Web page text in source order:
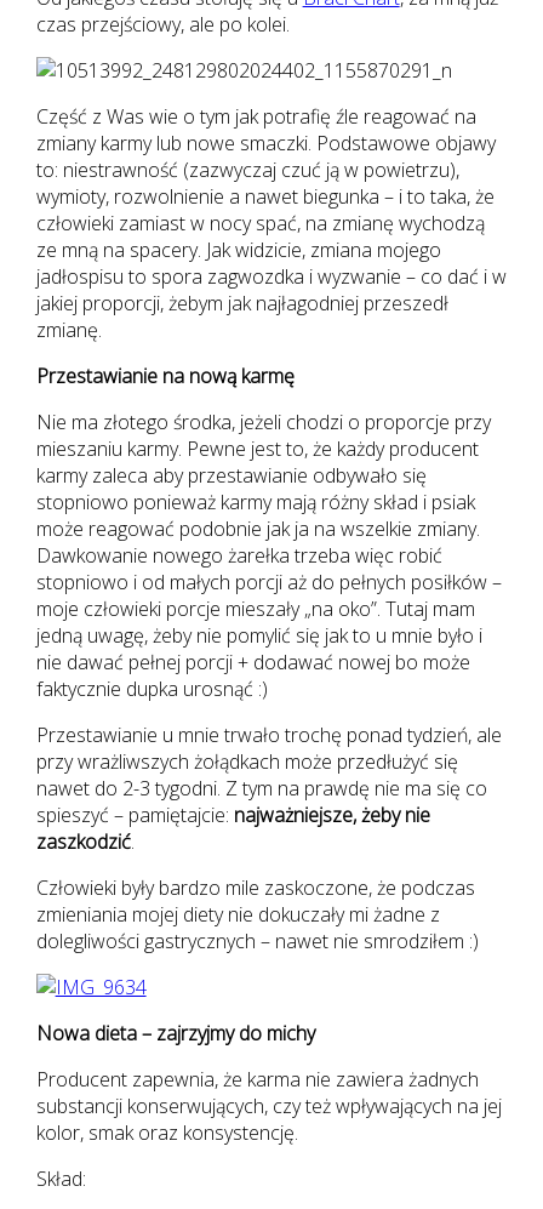
czas przejściowy, ale po kolei.
Część z Was wie o tym jak potrafię źle reagować na
zmiany karmy lub nowe smaczki. Podstawowe objawy
to: niestrawność (zazwyczaj czuć ją w powietrzu),
wymioty, rozwolnienie a nawet biegunka – i to taka, że
człowieki zamiast w nocy spać, na zmianę wychodzą
ze mną na spacery. Jak widzicie, zmiana mojego
jadłospisu to spora zagwozdka i wyzwanie – co dać i w
jakiej proporcji, żebym jak najłagodniej przeszedł
zmianę.
Przestawianie na nową karmę
Nie ma złotego środka, jeżeli chodzi o proporcje przy
mieszaniu karmy. Pewne jest to, że każdy producent
karmy zaleca aby przestawianie odbywało się
stopniowo ponieważ karmy mają różny skład i psiak
może reagować podobnie jak ja na wszelkie zmiany.
Dawkowanie nowego żarełka trzeba więc robić
stopniowo i od małych porcji aż do pełnych posiłków –
moje człowieki porcje mieszały „na oko”. Tutaj mam
jedną uwagę, żeby nie pomylić się jak to u mnie było i
nie dawać pełnej porcji + dodawać nowej bo może
faktycznie dupka urosnąć :)
Przestawianie u mnie trwało trochę ponad tydzień, ale
przy wrażliwszych żołądkach może przedłużyć się
nawet do 2-3 tygodni. Z tym na prawdę nie ma się co
spieszyć – pamiętajcie: najważniejsze, żeby nie
zaszkodzić.
Człowieki były bardzo mile zaskoczone, że podczas
zmieniania mojej diety nie dokuczały mi żadne z
dolegliwości gastrycznych – nawet nie smrodziłem :)
Nowa dieta – zajrzyjmy do michy
Producent zapewnia, że karma nie zawiera żadnych
substancji konserwujących, czy też wpływających na jej
kolor, smak oraz konsystencję.
Skład: